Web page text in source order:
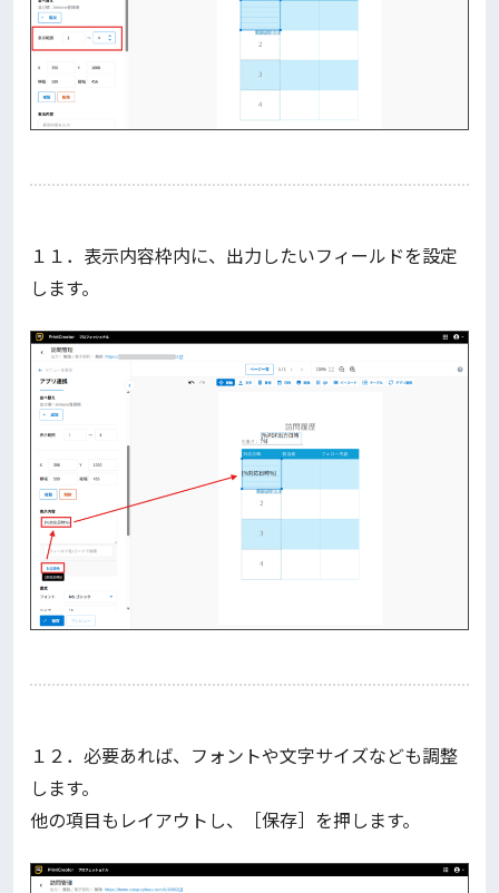
１１．表示内容枠内に、出力したいフィールドを設定
します。
１２．必要あれば、フォントや文字サイズなども調整
します。
他の項目もレイアウトし、［保存］を押します。